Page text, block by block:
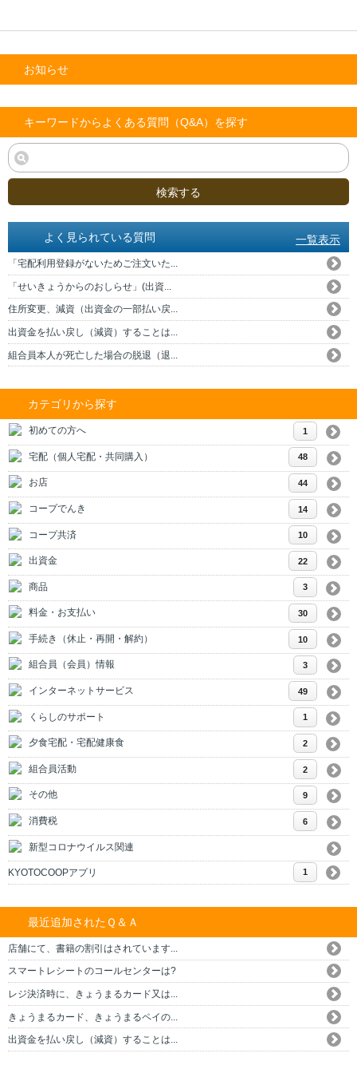
お知らせ
キーワードからよくある質問（Q&A）を探す
検索する
よく見られている質問 一覧表示
「宅配利用登録がないためご注文いた...
「せいきょうからのおしらせ」(出資...
住所変更、減資（出資金の一部払い戻...
出資金を払い戻し（減資）することは...
組合員本人が死亡した場合の脱退（退...
カテゴリから探す
初めての方へ 1
宅配（個人宅配・共同購入） 48
お店 44
コープでんき 14
コープ共済 10
出資金 22
商品 3
料金・お支払い 30
手続き（休止・再開・解約） 10
組合員（会員）情報 3
インターネットサービス 49
くらしのサポート 1
夕食宅配・宅配健康食 2
組合員活動 2
その他 9
消費税 6
新型コロナウイルス関連
KYOTOCOOPアプリ 1
最近追加されたＱ＆Ａ
店舗にて、書籍の割引はされています...
スマートレシートのコールセンターは?
レジ決済時に、きょうまるカード又は...
きょうまるカード、きょうまるペイの...
出資金を払い戻し（減資）することは...